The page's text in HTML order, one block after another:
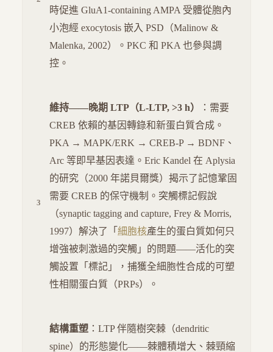
時促進 GluA1-containing AMPA 受體從胞內
小泡經 exocytosis 嵌入 PSD（Malinow &
Malenka, 2002）。PKC 和 PKA 也參與調
控。
維持——晚期 LTP（L-LTP, >3 h）
：需要
CREB 依賴的基因轉錄和新蛋白質合成。
PKA → MAPK/ERK → CREB-P → BDNF、
Arc 等即早基因表達。Eric Kandel 在 Aplysia
的研究（2000 年諾貝爾獎）揭示了記憶鞏固
需要 CREB 的保守機制。突觸標記假說
（synaptic tagging and capture, Frey & Morris,
1997）解決了「 細胞核產生的蛋白質如何只
增強被刺激過的突觸」的問題——活化的突
觸設置「標記」，捕獲全細胞性合成的可塑
性相關蛋白質（PRPs）。
結構重塑 ：LTP 伴隨樹突棘（dendritic
spine）的形態變化——棘體積增大、棘頸縮